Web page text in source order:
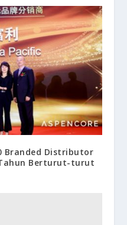
Branded Distributor
Berturut-turut